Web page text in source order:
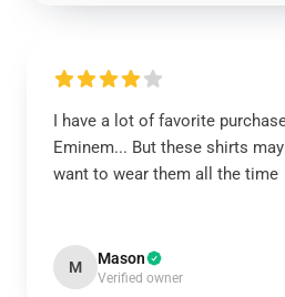
I have a lot of favorite
Eminem... But these shirts
want to wear them all the time
M Mason
Verified owner